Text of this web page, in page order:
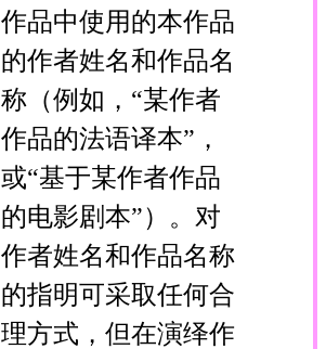
作品中使用的本作品
的作者姓名和作品名
称（例如，“某作者
作品的法语译本”，
或“基于某作者作品
的电影剧本”）。对
作者姓名和作品名称
的指明可采取任何合
理方式，但在演绎作